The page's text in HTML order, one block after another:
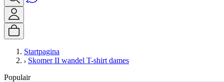
Startpagina
Skomer II wandel T-shirt dames
Populair